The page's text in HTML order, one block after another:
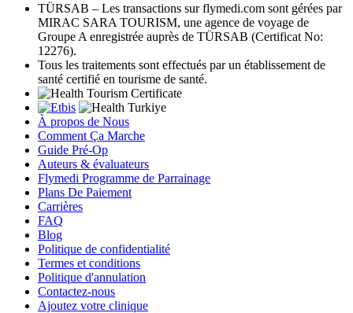
TÜRSAB – Les transactions sur flymedi.com sont gérées par
MIRAC SARA TOURISM, une agence de voyage de
Groupe A enregistrée auprès de TÜRSAB (Certificat No:
12276).
Tous les traitements sont effectués par un établissement de
santé certifié en tourisme de santé.
À propos de Nous
Comment Ça Marche
Guide Pré-Op
Auteurs & évaluateurs
Flymedi Programme de Parrainage
Plans De Paiement
Carrières
FAQ
Blog
Politique de confidentialité
Termes et conditions
Politique d'annulation
Contactez-nous
Ajoutez votre clinique